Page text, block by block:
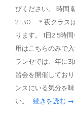
びください。 時間
21:30 ＊夜クラス
ります。 1日2.5時
用はこちらのみで
ランセでは、年に3
習会を開催してお
ンスにいる気分を
い。
続きを読む →